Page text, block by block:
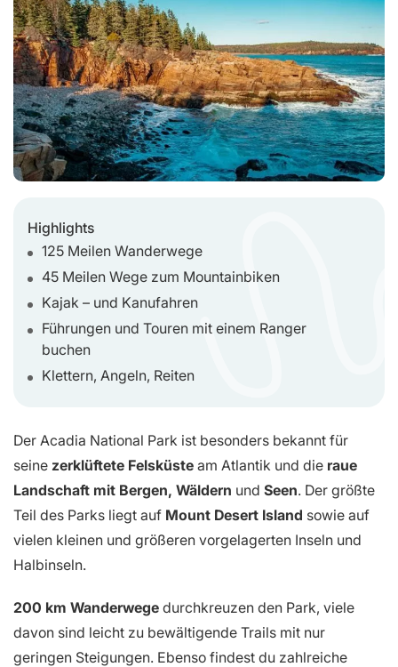
Highlights
125 Meilen Wanderwege
45 Meilen Wege zum Mountainbiken
Kajak – und Kanufahren
Führungen und Touren mit einem Ranger
buchen
Klettern, Angeln, Reiten
Der Acadia National Park ist besonders bekannt für
seine zerklüftete Felsküste am Atlantik und die raue
Landschaft mit Bergen, Wäldern und Seen. Der größte
Teil des Parks liegt auf Mount Desert Island sowie auf
vielen kleinen und größeren vorgelagerten Inseln und
Halbinseln.
200 km Wanderwege durchkreuzen den Park, viele
davon sind leicht zu bewältigende Trails mit nur
geringen Steigungen. Ebenso findest du zahlreiche